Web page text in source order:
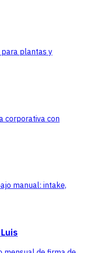
para plantas y
corporativa con
manual: intake,